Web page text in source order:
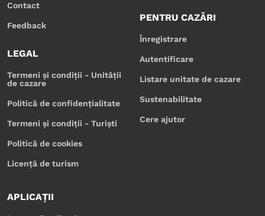
Contact
Feedback
LEGAL
Termeni și condiții - Unității
de cazare
Politică de confidențialitate
Termeni și condiții - Turiști
Politică de cookies
Licență de turism
PENTRU CAZĂRI
Înregistrare
Autentificare
Listare unitate de cazare
Sustenabilitate
Cere ajutor
APLICAȚII